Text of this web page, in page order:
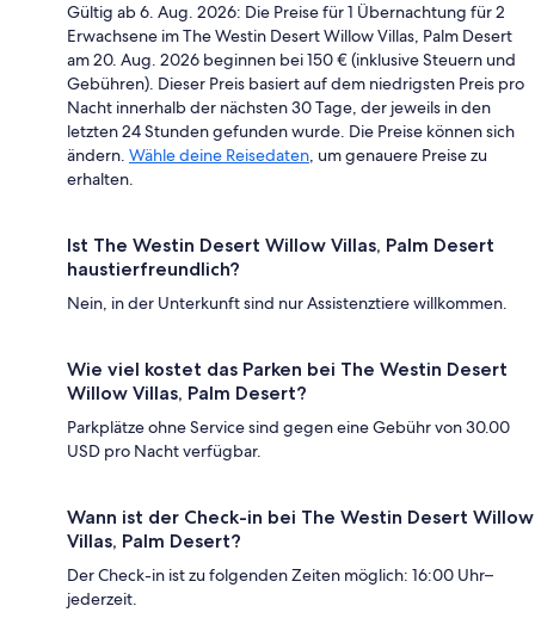
Gültig ab 6. Aug. 2026: Die Preise für 1 Übernachtung für 2
Erwachsene im The Westin Desert Willow Villas, Palm Desert
am 20. Aug. 2026 beginnen bei 150 € (inklusive Steuern und
Gebühren). Dieser Preis basiert auf dem niedrigsten Preis pro
Nacht innerhalb der nächsten 30 Tage, der jeweils in den
letzten 24 Stunden gefunden wurde. Die Preise können sich
ändern. Wähle deine Reisedaten, um genauere Preise zu
erhalten.
Ist The Westin Desert Willow Villas, Palm Desert
haustierfreundlich?
Nein, in der Unterkunft sind nur Assistenztiere willkommen.
Wie viel kostet das Parken bei The Westin Desert
Willow Villas, Palm Desert?
Parkplätze ohne Service sind gegen eine Gebühr von 30.00
USD pro Nacht verfügbar.
Wann ist der Check-in bei The Westin Desert Willow
Villas, Palm Desert?
Der Check-in ist zu folgenden Zeiten möglich: 16:00 Uhr–
jederzeit.